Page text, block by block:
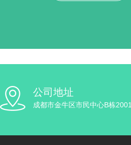
公司地址
成都市金牛区市民中心B栋2001